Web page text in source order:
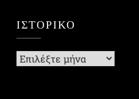
ΙΣΤΟΡΙΚΌ
Ιστορικό